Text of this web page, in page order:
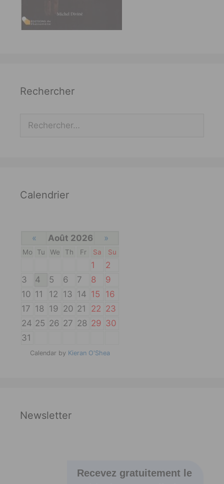
Rechercher
Calendrier
« Août 2026 »
Mo Tu We Th Fr Sa Su
1
2
3
4 5 6 7 8
9
10 11 12 13 14 15
16
17 18 19 20 21 22 23
24 25 26 27 28 29 30
31
Calendar by Kieran O'Shea
Newsletter
Recevez gratuitement le